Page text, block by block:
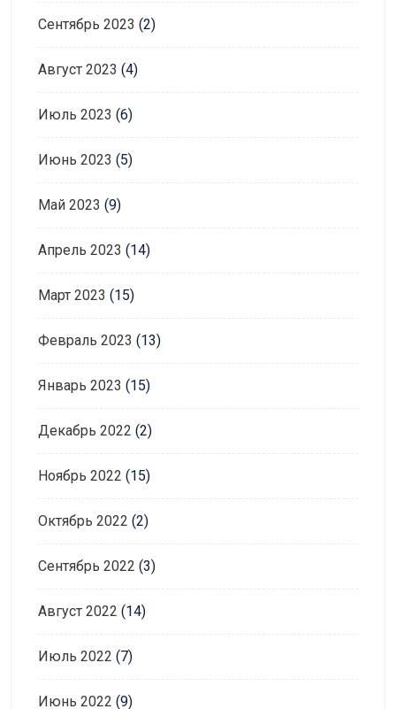
Сентябрь 2023 (2)
Август 2023 (4)
Июль 2023 (6)
Июнь 2023 (5)
Май 2023 (9)
Апрель 2023 (14)
Март 2023 (15)
Февраль 2023 (13)
Январь 2023 (15)
Декабрь 2022 (2)
Ноябрь 2022 (15)
Октябрь 2022 (2)
Сентябрь 2022 (3)
Август 2022 (14)
Июль 2022 (7)
Июнь 2022 (9)